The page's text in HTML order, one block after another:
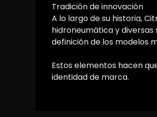
Tradición de innovación
A lo largo de su historia,
hidroneumática y diversas
definición de los modelos
Estos elementos hacen
identidad de marca.